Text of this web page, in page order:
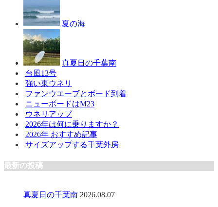
夏の海
真夏日の千葉南
台風13号
強い東ウネリ
ファンウエーブとボード到着
ニューボードはM23
ウネリアップ
2026年は何に乗りますか？
2026年 おすすめ記事
サイズアップする千葉外房
最新の投稿
真夏日の千葉南 2026.08.07